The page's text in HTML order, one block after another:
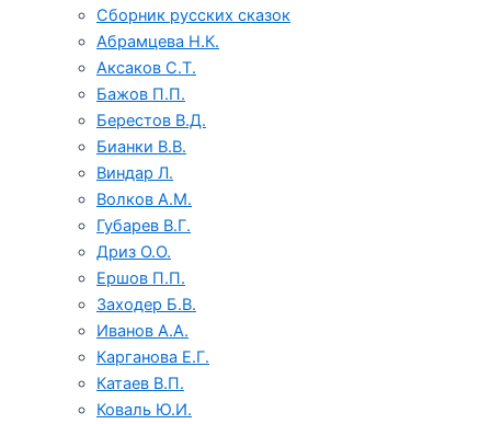
Сборник русских сказок
Абрамцева Н.К.
Аксаков С.Т.
Бажов П.П.
Берестов В.Д.
Бианки В.В.
Виндар Л.
Волков А.М.
Губарев В.Г.
Дриз О.О.
Ершов П.П.
Заходер Б.В.
Иванов А.А.
Карганова Е.Г.
Катаев В.П.
Коваль Ю.И.